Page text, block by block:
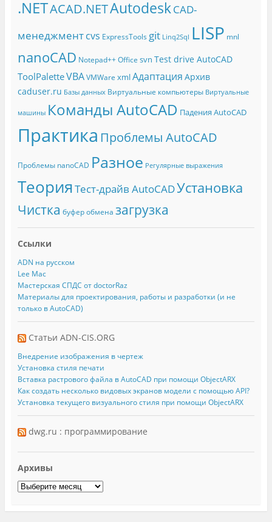
.NETACAD.NETAutodeskCAD-
менеджмент cvs ExpressTools git Linq2Sql LISP mnl
nanoCAD Notepad++ Office svn Test drive AutoCAD
ToolPaletteVBA VMWare xmlАдаптация Архив
caduser.ru Базы данных Виртуальные компьютеры Виртуальные
машины Команды AutoCAD Падения AutoCAD
Практика Проблемы AutoCAD
Проблемы nanoCAD Разное Регулярные выражения
ТеорияТест-драйв AutoCADУстановка
Чистка буфер обмена загрузка
Ссылки
ADN на русском
Lee Mac
Мастерская СПДС от doctorRaz
Материалы для проектирования, работы и разработки (и не
только в AutoCAD)
Статьи ADN-CIS.ORG
Внедрение изображения в чертеж
Установка стиля печати
Вставка растрового файла в AutoCAD при помощи ObjectARX
Как создать несколько видовых экранов модели с помощью API?
Установка текущего визуального стиля при помощи ObjectARX
dwg.ru : программирование
Архивы